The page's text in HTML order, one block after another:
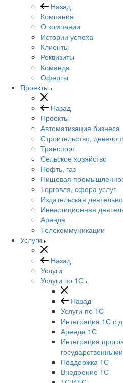
Назад
Компания
О компании
Истории успеха
Клиенты
Реквизиты
Команда
Оферты
Проекты
Назад
Проекты
Автоматизация бизнеса
Строительство,
Транспорт
Сельское хозяйство
Нефть, газ
Пищевая
Торговля, сфера услуг
Издательская
Инвестиционная
Аренда
Телекоммуникации
Услуги
Назад
Услуги
Услуги по 1С
Назад
Услуги по 1С
Интеграция 1С с
Аренда 1С
Интеграция
Поддержка 1С
Внедрение 1С